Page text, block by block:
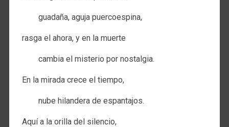
guadaña, aguja puercoespina,
rasga el ahora, y en la muerte
cambia el misterio por nostalgia.
En la mirada crece el tiempo,
nube hilandera de espantajos.
Aquí a la orilla del silencio,